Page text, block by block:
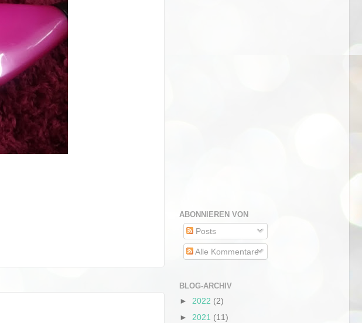
ABONNIEREN VON
Posts
Alle Kommentare
BLOG-ARCHIV
► 2022 (2)
► 2021 (11)